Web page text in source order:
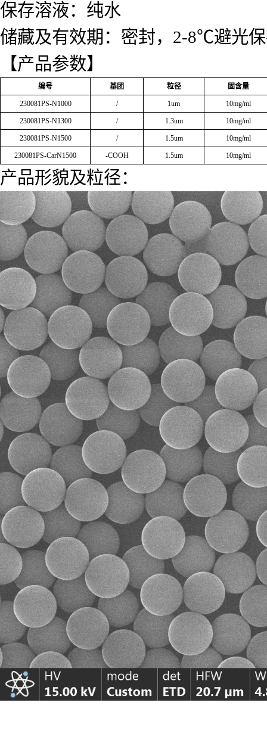
保存溶液：纯水
储藏及有效期：密封，2-8℃避光
【产品参数】
编号 基团 粒径 固含量
230081PS-N1000 / 1um 10mg/ml
230081PS-N1300 / 1.3um 10mg/ml
230081PS-N1500 / 1.5um 10mg/ml
230081PS-CarN1500 -COOH 1.5um 10mg/ml
产品形貌及粒径：